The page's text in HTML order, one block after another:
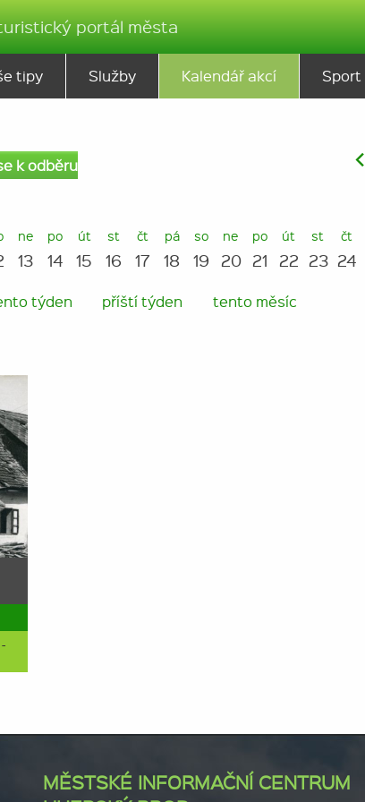
portál města
tipy Služby Kalendář akcí Sport
k odběru
<
ne
13
po
14
út
15
st
16
čt
17
pá
18
so
19
ne
20
po
21
út
22
st
23
čt
24
týden příští týden tento měsíc
MĚSTSKÉ INFORMAČNÍ CENTRUM